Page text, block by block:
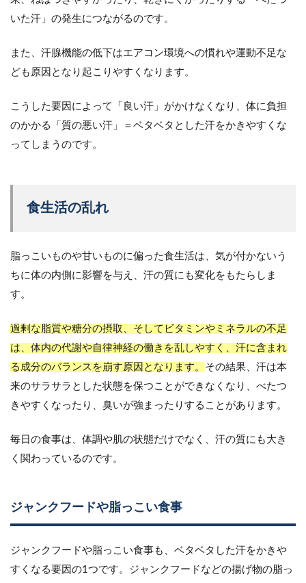
いた汗」の発生につながるのです。
また、汗腺機能の低下はエアコン環境への慣れや運動不足な
ども原因となり起こりやすくなります。
こうした要因によって「良い汗」がかけなくなり、体に負担
のかかる「質の悪い汗」＝ベタベタとした汗をかきやすくな
ってしまうのです。
食生活の乱れ
脂っこいものや甘いものに偏った食生活は、気が付かないう
ちに体の内側に影響を与え、汗の質にも変化をもたらしま
す。
過剰な脂質や糖分の摂取、そしてビタミンやミネラルの不足
は、体内の代謝や自律神経の働きを乱しやすく、汗に含まれ
る成分のバランスを崩す原因となります。 その結果、汗は本
来のサラサラとした状態を保つことができなくなり、べたつ
きやすくなったり、臭いが強まったりすることがあります。
毎日の食事は、体調や肌の状態だけでなく、汗の質にも大き
く関わっているのです。
ジャンクフードや脂っこい食事
ジャンクフードや脂っこい食事も、ベタベタした汗をかきや
すくなる要因の1つです。ジャンクフードなどの揚げ物の脂っ